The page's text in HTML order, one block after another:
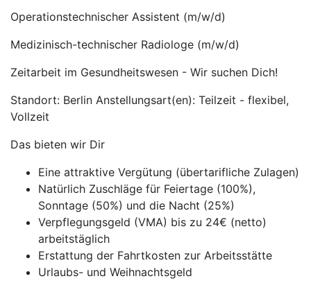
Operationstechnischer Assistent (m/w/d)
Medizinisch-technischer Radiologe (m/w/d)
Zeitarbeit im Gesundheitswesen - Wir suchen Dich!
Standort: Berlin Anstellungsart(en): Teilzeit - flexibel,
Vollzeit
Das bieten wir Dir
Eine attraktive Vergütung (übertarifliche Zulagen)
Natürlich Zuschläge für Feiertage (100%),
Sonntage (50%) und die Nacht (25%)
Verpflegungsgeld (VMA) bis zu 24€ (netto)
arbeitstäglich
Erstattung der Fahrtkosten zur Arbeitsstätte
Urlaubs- und Weihnachtsgeld